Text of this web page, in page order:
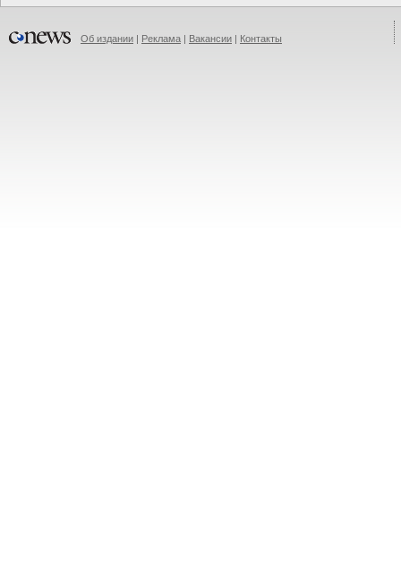
Об издании | Реклама | Вакансии | Контакты